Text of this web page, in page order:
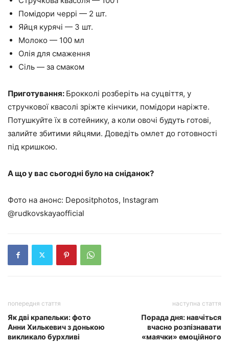
Помідори черрі — 2 шт.
Яйця курячі — 3 шт.
Молоко — 100 мл
Олія для смаження
Сіль — за смаком
Приготування: Брокколі розберіть на суцвіття, у
стручкової квасолі зріжте кінчики, помідори наріжте.
Потушкуйте їх в сотейнику, а коли овочі будуть готові,
залийте збитими яйцями. Доведіть омлет до готовності
під кришкою.
А що у вас сьогодні було на сніданок?
Фото на анонс: Depositphotos, Instagram
@rudkovskayaofficial
попередня стаття
Як дві крапельки: фото
Анни Хилькевич з донькою
викликало бурхливі
наступна стаття
Порада дня: навчіться
вчасно розпізнавати
«маячки» емоційного